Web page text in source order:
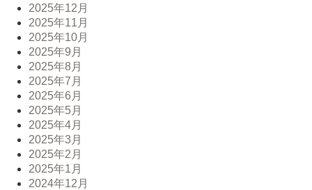
2025年12月
2025年11月
2025年10月
2025年9月
2025年8月
2025年7月
2025年6月
2025年5月
2025年4月
2025年3月
2025年2月
2025年1月
2024年12月